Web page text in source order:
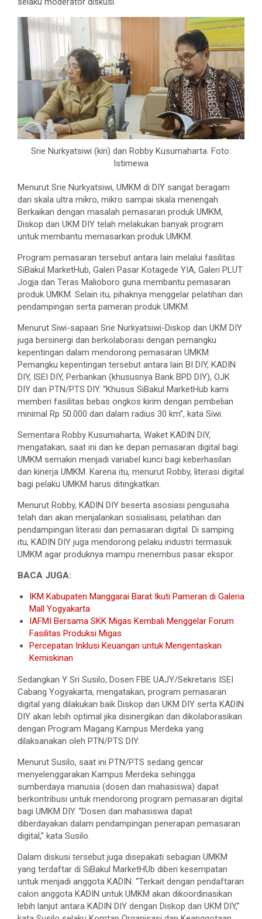
Srie Nurkyatsiwi (kiri) dan Robby Kusumaharta. Foto:
Istimewa
Menurut Srie Nurkyatsiwi, UMKM di DIY sangat beragam
dari skala ultra mikro, mikro sampai skala menengah.
Berkaikan dengan masalah pemasaran produk UMKM,
Diskop dan UKM DIY telah melakukan banyak program
untuk membantu memasarkan produk UMKM.
Program pemasaran tersebut antara lain melalui fasilitas
SiBakul MarketHub, Galeri Pasar Kotagede YIA, Galeri PLUT
Jogja dan Teras Malioboro guna membantu pemasaran
produk UMKM. Selain itu, pihaknya menggelar pelatihan dan
pendampingan serta pameran produk UMKM.
Menurut Siwi-sapaan Srie Nurkyatsiwi-Diskop dan UKM DIY
juga bersinergi dan berkolaborasi dengan pemangku
kepentingan dalam mendorong pemasaran UMKM.
Pemangku kepentingan tersebut antara lain BI DIY, KADIN
DIY, ISEI DIY, Perbankan (khususnya Bank BPD DIY), OJK
DIY dan PTN/PTS DIY. “Khusus SiBakul MarketHub kami
memberi fasilitas bebas ongkos kirim dengan pembelian
minimal Rp 50.000 dan dalam radius 30 km”, kata Siwi.
Sementara Robby Kusumaharta, Waket KADIN DIY,
mengatakan, saat ini dan ke depan pemasaran digital bagi
UMKM semakin menjadi variabel kunci bagi keberhasilan
dan kinerja UMKM. Karena itu, menurut Robby, literasi digital
bagi pelaku UMKM harus ditingkatkan.
Menurut Robby, KADIN DIY beserta asosiasi pengusaha
telah dan akan menjalankan sosialisasi, pelatihan dan
pendampingan literasi dan pemasaran digital. Di samping
itu, KADIN DIY juga mendorong pelaku industri termasuk
UMKM agar produknya mampu menembus pasar ekspor.
BACA JUGA:
IKM Kabupaten Manggarai Barat Ikuti Pameran di Galeria
Mall Yogyakarta
IAFMI Bersama SKK Migas Kembali Menggelar Forum
Fasilitas Produksi Migas
Percepatan Inklusi Keuangan untuk Mengentaskan
Kemiskinan
Sedangkan Y Sri Susilo, Dosen FBE UAJY/Sekretaris ISEI
Cabang Yogyakarta, mengatakan, program pemasaran
digital yang dilakukan baik Diskop dan UKM DIY serta KADIN
DIY akan lebih optimal jika disinergikan dan dikolaborasikan
dengan Program Magang Kampus Merdeka yang
dilaksanakan oleh PTN/PTS DIY.
Menurut Susilo, saat ini PTN/PTS sedang gencar
menyelenggarakan Kampus Merdeka sehingga
sumberdaya manusia (dosen dan mahasiswa) dapat
berkontribusi untuk mendorong program pemasaran digital
bagi UMKM DIY. “Dosen dan mahasiswa dapat
diberdayakan dalam pendampingan penerapan pemasaran
digital,” kata Susilo.
Dalam diskusi tersebut juga disepakati sebagian UMKM
yang terdaftar di SiBakul MarketHUb diberi kesempatan
untuk menjadi anggota KADIN. “Terkait dengan pendaftaran
calon anggota KADIN untuk UMKM akan dikoordinasikan
lebih lanjut antara KADIN DIY dengan Diskop dan UKM DIY,”